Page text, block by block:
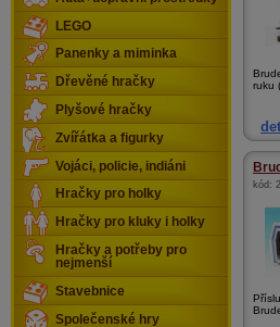
ruku
kód:
LEGO
Panenky a miminka
Dřevěné hračky
Plyšové hračky
Zvířátka a figurky
Vojáci, policie, indiáni
Hračky pro holky
Hračky pro kluky i holky
Hračky a potřeby pro
nejmenší
Stavebnice
Společenské hry